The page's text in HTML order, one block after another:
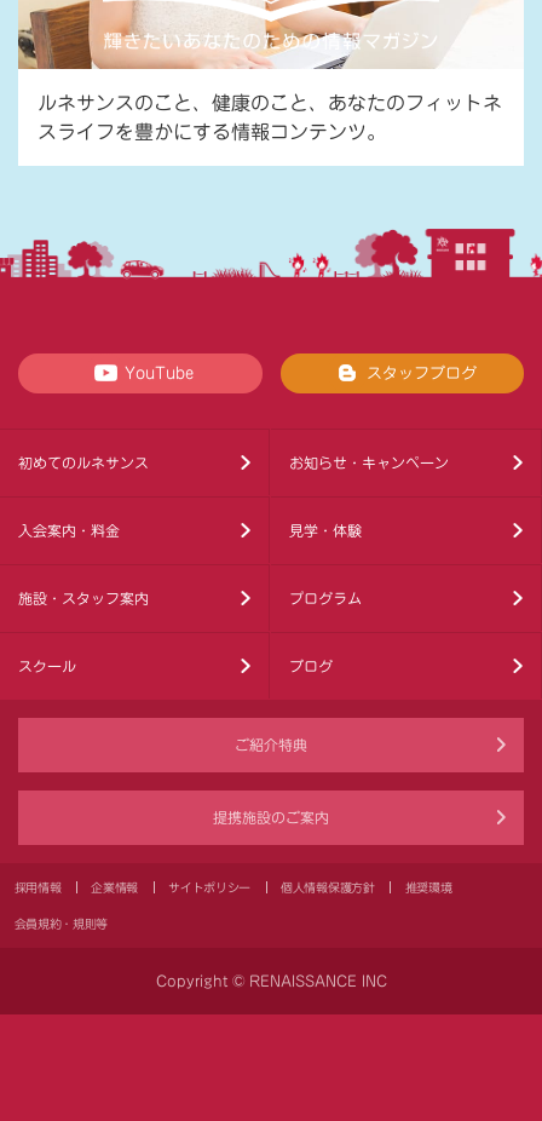
ルネサンスのこと、健康のこと、あなたのフィットネ
スライフを豊かにする情報コンテンツ。
YouTube スタッフブログ
初めてのルネサンス お知らせ・キャンペーン
入会案内・料金 見学・体験
施設・スタッフ案内 プログラム
スクール ブログ
ご紹介特典
提携施設のご案内
採用情報 企業情報 サイトポリシー 個人情報保護方針 推奨環境
会員規約・規則等
Copyright © RENAISSANCE INC